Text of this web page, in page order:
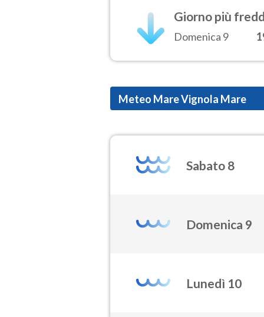
Giorno più
Domenica 9
Meteo Mare Vignola Mare
Sabato 8
Domenica 9
Lunedì 10